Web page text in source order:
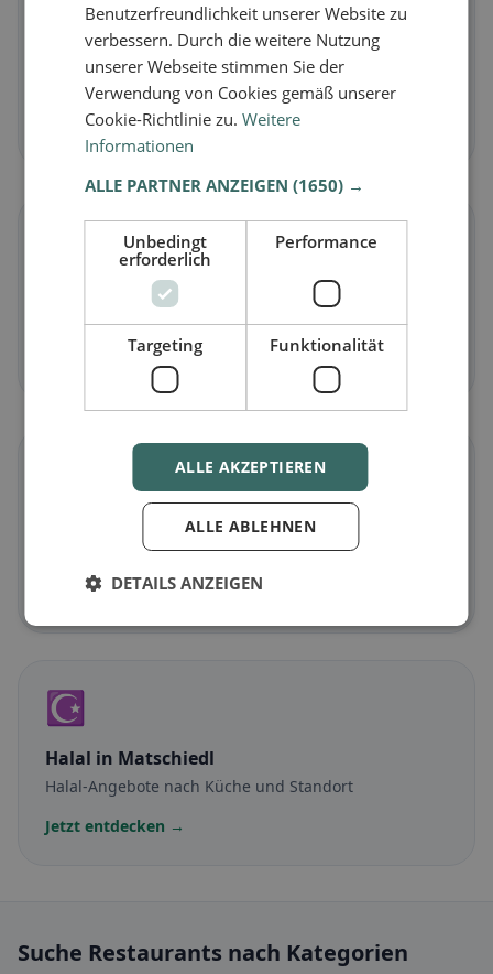
Veganin Matschiedl
Pflanzliche Gerichte & vegane Küche
Jetzt entdecken →
in Matschiedl
Fleischlose Gerichte & vegetarische Klassiker
Jetzt entdecken →
in Matschiedl
Glutenfreie Optionen & Community-Tipps
Jetzt entdecken →
☪️
Halal in Matschiedl
Halal-Angebote nach Küche und Standort
Jetzt entdecken →
Suche Restaurants nach Kategorien
Benutzerfreundlichkeit unserer Website zu
verbessern. Durch die weitere Nutzung
unserer Webseite stimmen Sie der
Verwendung von Cookies gemäß unserer
Cookie-Richtlinie zu.Weitere
Informationen
ALLE PARTNER ANZEIGEN(1650) →
Unbedingt
erforderlich
Performance
Targeting Funktionalität
ALLE AKZEPTIEREN
ALLE ABLEHNEN
DETAILS ANZEIGEN